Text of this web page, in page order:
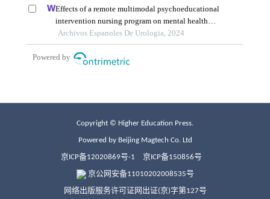
Copyright © Higher Education Press.
Powered by Beijing Magtech Co. Ltd
京ICP备12020869号-1 京ICP备150856号
京公网安备11010202008535号
网络出版服务许可证网出证(京)字第127号